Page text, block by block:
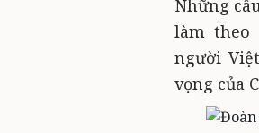
Những
làm theo
người
vọng của